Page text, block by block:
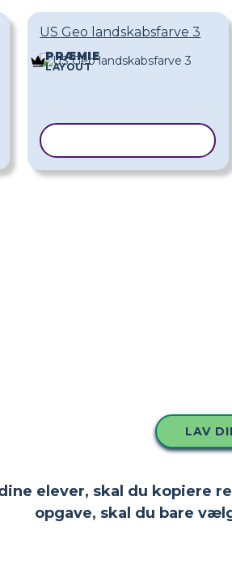
US Geo landskabsfarve 3
PRÆMIE
LAYOUT
LAV
elever, skal du kopiere
opgave, skal du bare